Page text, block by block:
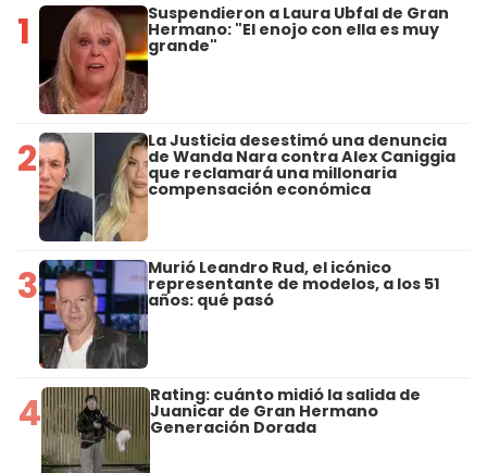
1 Suspendieron a Laura Ubfal de Gran
Hermano: "El enojo con ella es muy
grande"
2 La Justicia desestimó una denuncia
de Wanda Nara contra Alex Caniggia
que reclamará una millonaria
compensación económica
3 Murió Leandro Rud, el icónico
representante de modelos, a los 51
años: qué pasó
4 Rating: cuánto midió la salida de
Juanicar de Gran Hermano
Generación Dorada